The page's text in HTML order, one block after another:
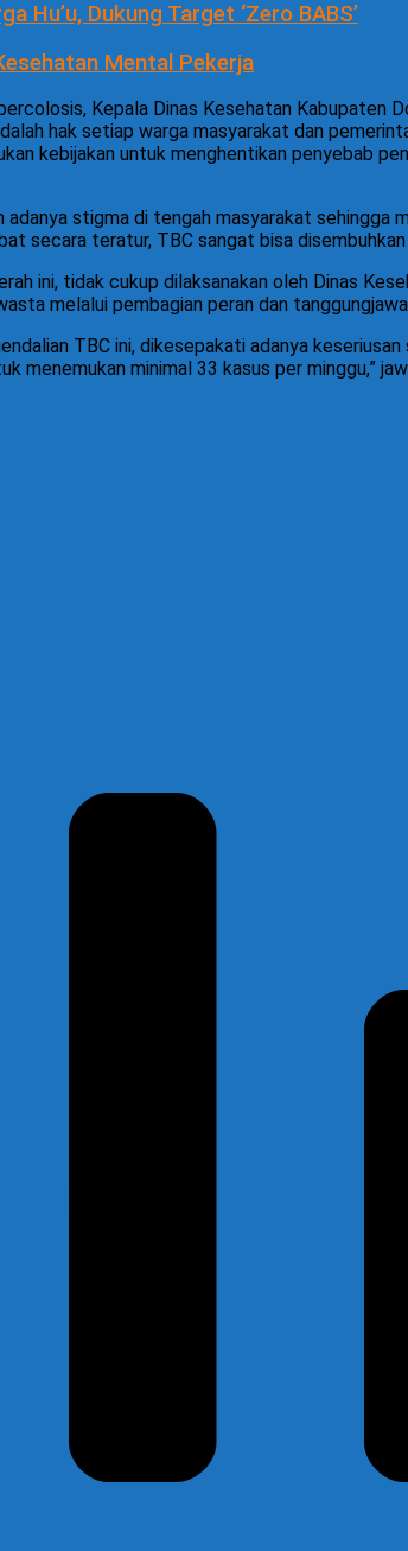
Hu’u, Dukung Target ‘Zero BABS’
Mental Pekerja
Kepala Dinas Kesehatan Kabupaten
hak setiap warga masyarakat dan
kebijakan untuk menghentikan penyebab
adanya stigma di tengah masyarakat
secara teratur, TBC sangat bisa
ini, tidak cukup dilaksanakan oleh Dinas
melalui pembagian peran dan
TBC ini, dikesepakati adanya
menemukan minimal 33 kasus per minggu,”